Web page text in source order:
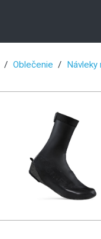
Oblečenie Návleky